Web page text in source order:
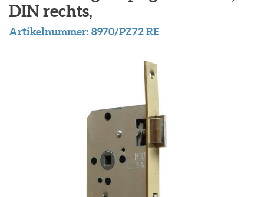
DIN rechts,
Artikelnummer:8970/PZ72 RE